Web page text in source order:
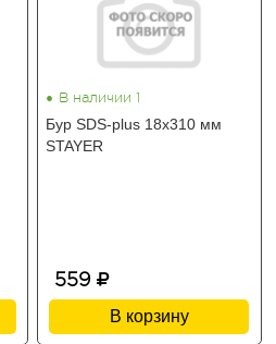
• В наличии 1
Бур SDS-plus 18х310 мм
STAYER
559
В корзину